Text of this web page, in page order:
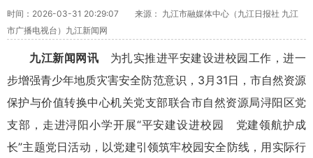
时间：2026-03-31 20:29:07
来源： 九江市融媒体中心（九江日报社 九江
市广播电视台）九江新闻网
九江新闻网讯 为扎实推进平安建设进校园工作，进一
步增强青少年地质灾害安全防范意识，3月31日，市自然资源
保护与价值转换中心机关党支部联合市自然资源局浔阳区党
支部，走进浔阳小学开展“平安建设进校园 党建领航护成
长”主题党日活动，以党建引领筑牢校园安全防线，用实际行